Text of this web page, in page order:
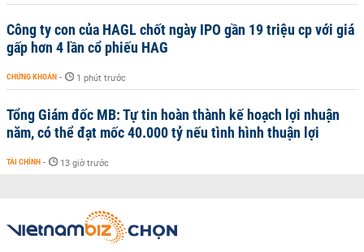
Công ty con của HAGL chốt ngày IPO gần 19 triệu cp với giá
gấp hơn 4 lần cổ phiếu HAG
CHỨNG KHOÁN - 1 phút trước
Tổng Giám đốc MB: Tự tin hoàn thành kế hoạch lợi nhuận
năm, có thể đạt mốc 40.000 tỷ nếu tình hình thuận lợi
TÀI CHÍNH - 13 giờ trước